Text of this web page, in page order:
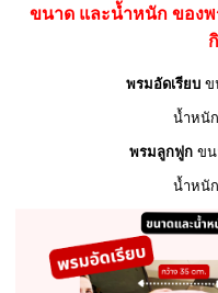
ขนาด และน้ำหนัก ของ
พรมอัดเรียบข
น้ำหนั
พรมลูกฟูกขน
น้ำหนั